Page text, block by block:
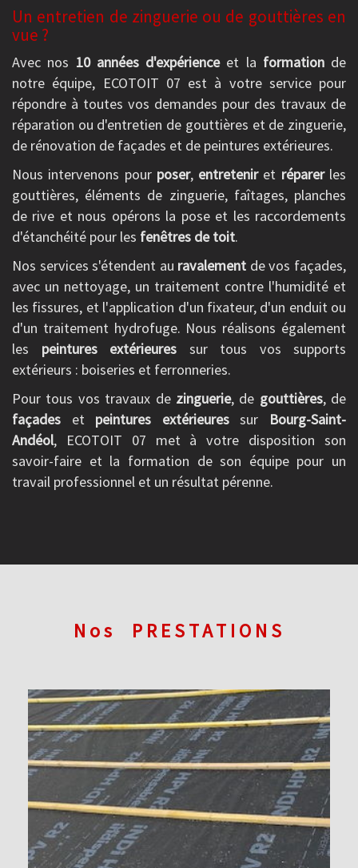
Un entretien de zinguerie ou de gouttières en
vue ?
Avec nos 10 années d'expérienceet la formationde
notre équipe, ECOTOIT 07 est à votre service pour
répondre à toutes vos demandes pour des travaux de
réparation ou d'entretien de gouttières et de zinguerie,
de rénovation de façades et de peintures extérieures.
Nous intervenons pour poser, entreteniret réparerles
gouttières, éléments de zinguerie, faîtages, planches
de rive et nous opérons la pose et les raccordements
d'étanchéité pour les fenêtres de toit.
Nos services s'étendent au ravalement de vos façades,
avec un nettoyage, un traitement contre l'humidité et
les fissures, et l'application d'un fixateur, d'un enduit ou
d'un traitement hydrofuge. Nous réalisons également
les peintures extérieures sur tous vos supports
extérieurs : boiseries et ferronneries.
Pour tous vos travaux de zinguerie, de gouttières, de
façades et peintures extérieuressur Bourg-Saint-
Andéol, ECOTOIT 07 met à votre disposition son
savoir-faire et la formation de son équipe pour un
travail professionnel et un résultat pérenne.
Nos PRESTATIONS